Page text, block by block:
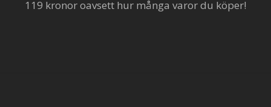
119 kronor oavsett hur många varor du köper!